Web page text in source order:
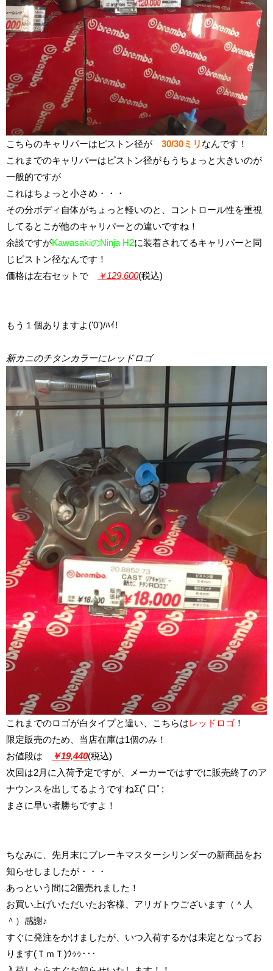
こちらのキャリパーはピストン径が 30/30ミリ なんです！
これまでのキャリパーはピストン径がもうちょっと大きいのが
一般的ですが
これはちょっと小さめ・・・
その分ボディ自体がちょっと軽いのと、コントロール性を重視
してるとこが他のキャリパーとの違いですね！
余談ですがKawasakiのNinja H2に装着されてるキャリパーと同
じピストン径なんです！
価格は左右セットで
￥129,600(税込)
もう１個ありますよ('0')/ﾊｲ!
新カニのチタンカラーにレッドロゴ
これまでのロゴが白タイプと違い、こちらはレッドロゴ ！
限定販売のため、当店在庫は1個のみ！
お値段は
￥19,440(税込)
次回は2月に入荷予定ですが、メーカーではすでに販売終了のア
ナウンスを出してるようですねΣ(ﾟ口ﾟ;
まさに早い者勝ちですよ！
ちなみに、先月末にブレーキマスターシリンダーの新商品をお
知らせしましたが・・・
あっという間に2個売れました！
お買い上げいただいたお客様、アリガトウございます（＾人
＾）感謝♪
すぐに発注をかけましたが、いつ入荷するかは未定となってお
ります(ＴｍＴ)ｳｩｩ･･･